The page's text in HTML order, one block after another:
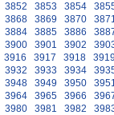
3852 3853 3854
3868 3869 3870
3884 3885 3886
3900 3901 3902
3916 3917 3918
3932 3933 3934
3948 3949 3950
3964 3965 3966
3980 3981 3982